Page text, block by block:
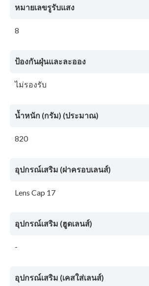
หมายเลขรูรับแสง
8
ป้องกันฝุ่นและละออง
ไม่รองรับ
น้ำหนัก (กรัม) (ประมาณ)
820
อุปกรณ์เสริม (ฝาครอบเลนส์)
Lens Cap 17
อุปกรณ์เสริม (ฮูดเลนส์)
-
อุปกรณ์เสริม (เคสใส่เลนส์)